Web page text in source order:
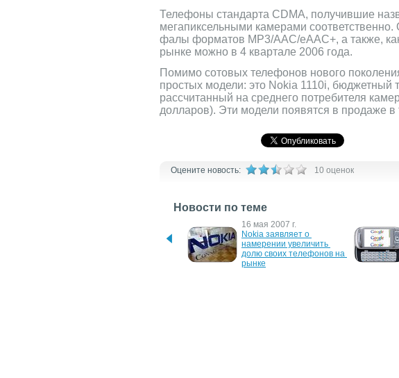
Телефоны стандарта CDMA, получившие
мегапиксельными камерами
фалы форматов MP3/AAC/eAAC+, а также,
рынке можно в 4 квартале 2006 года.
Помимо сотовых телефонов нового
простых модели: это Nokia 1110i, бюджетный
рассчитанный на среднего потребителя
долларов). Эти модели появятся в продаже в
Оцените новость: 10 оценок
Новости по теме
экологичный  мобильник
16 мая 2007 г.
Nokia заявляет о
намерении увеличить
долю своих телефонов на
рынке